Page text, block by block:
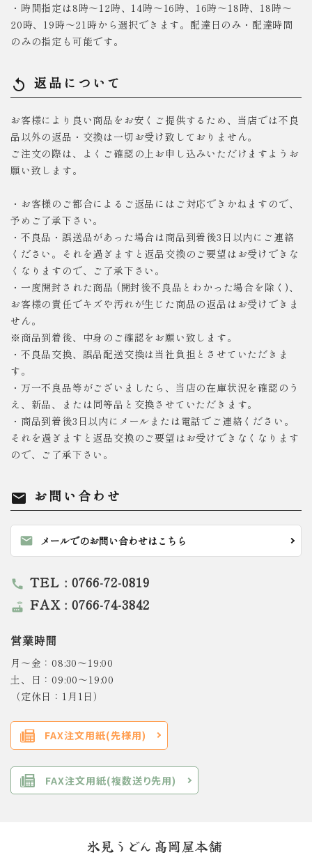
・時間指定は8時～12時、14時～16時、16時～18時、18時～
20時、19時～21時から選択できます。配達日のみ・配達時間
のみの指定も可能です。
replay 返品について
お客様により良い商品をお安くご提供するため、当店では不良
品以外の返品・交換は一切お受け致しておりません。
ご注文の際は、よくご確認の上お申し込みいただけますようお
願い致します。
・お客様のご都合によるご返品にはご対応できかねますので、
予めご了承下さい。
・不良品・誤送品があった場合は商品到着後3日以内にご連絡
ください。それを過ぎますと返品交換のご要望はお受けできな
くなりますので、ご了承下さい。
・一度開封された商品 (開封後不良品とわかった場合を除く)、
お客様の責任でキズや汚れが生じた商品の返品はお受けできま
せん。
※商品到着後、中身のご確認をお願い致します。
・不良品交換、誤品配送交換は当社負担とさせていただきま
す。
・万一不良品等がございましたら、当店の在庫状況を確認のう
え、新品、または同等品と交換させていただきます。
・商品到着後3日以内にメールまたは電話でご連絡ください。
それを過ぎますと返品交換のご要望はお受けできなくなります
ので、ご了承下さい。
mail お問い合わせ
mail メールでのお問い合わせはこちら
call TEL : 0766-72-0819
router FAX : 0766-74-3842
営業時間
月～金：08:30～19:00
土、日：09:00～19:00
（定休日：1月1日）
FAX注文用紙(先様用)
FAX注文用紙(複数送り先用)